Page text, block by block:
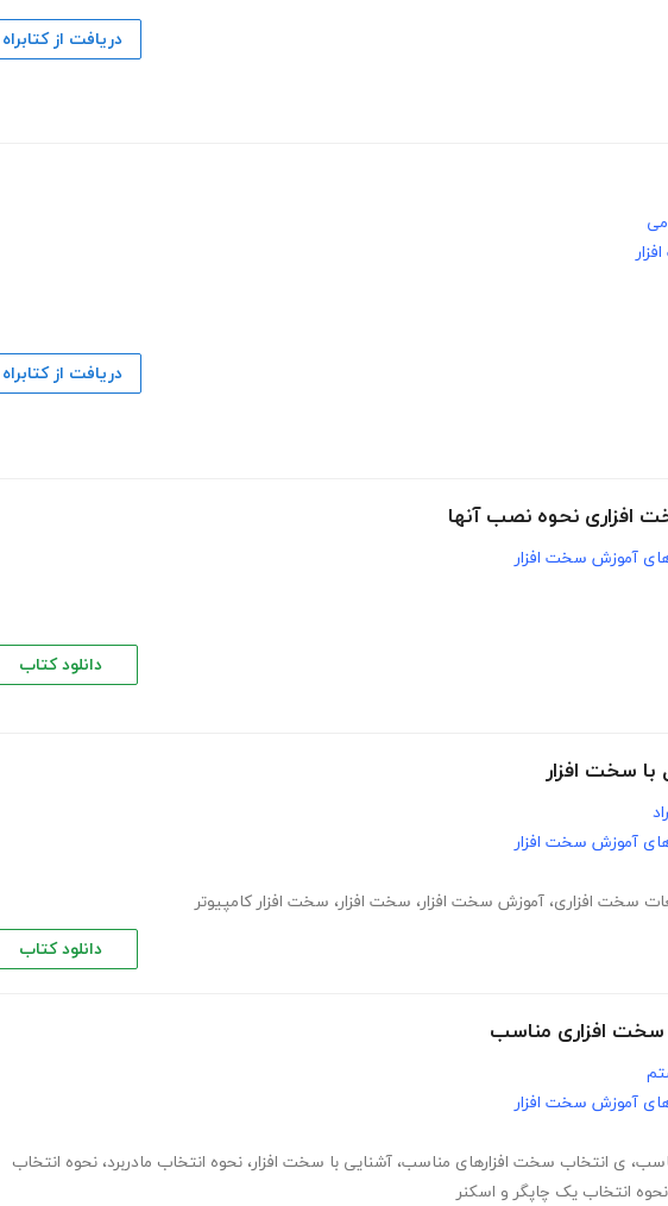
دریافت از کتابراه
دریافت از کتابراه
افزاری نحوه نصب آنها
آموزش سخت افزار
دانلود کتاب
با سخت افزار
آموزش سخت افزار
سخت افزاری، آموزش سخت افزار، سخت افزار، سخت افزار کامپیوتر
دانلود کتاب
سخت افزاری مناسب
آموزش سخت افزار
، ی انتخاب سخت افزارهای مناسب، آشنایی با سخت افزار، نحوه انتخاب مادربرد، نحوه انتخاب
نحوه انتخاب یک چاپگر و اسکنر